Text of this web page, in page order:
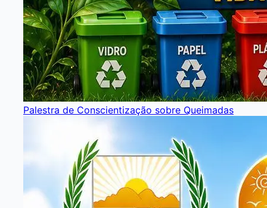
Palestra de Conscientização sobre Queimadas